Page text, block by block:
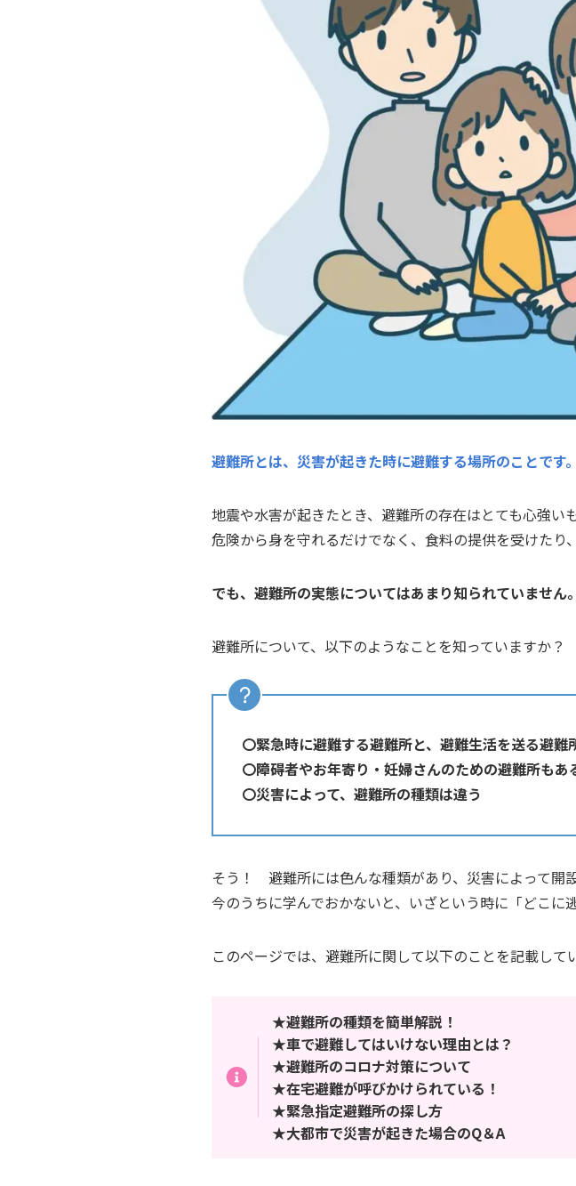
避難所とは、災害が起きた時に避難する場所のことです。
地震や水害が起きたとき、避難所の存在はとても心強いも
危険から身を守れるだけでなく、食料の提供を受けたり
でも、避難所の実態についてはあまり知られていません。
避難所について、以下のようなことを知っていますか？
〇緊急時に避難する避難所と、避難生活を送る避難
〇障碍者やお年寄り・妊婦さんのための避難所もあ
〇災害によって、避難所の種類は違う
そう！ 避難所には色んな種類があり、災害によって開
今のうちに学んでおかないと、いざという時に「どこに
このページでは、避難所に関して以下のことを記載して
★避難所の種類を簡単解説！
★車で避難してはいけない理由とは？
★避難所のコロナ対策について
★在宅避難が呼びかけられている！
★緊急指定避難所の探し方
★大都市で災害が起きた場合のQ＆A